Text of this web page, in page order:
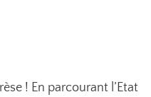
! En parcourant l’Etat